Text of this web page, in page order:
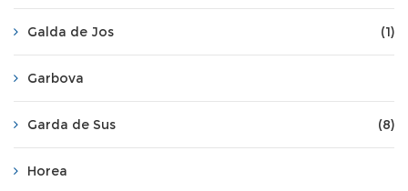
Galda de Jos (1)
Garbova
Garda de Sus (8)
Horea